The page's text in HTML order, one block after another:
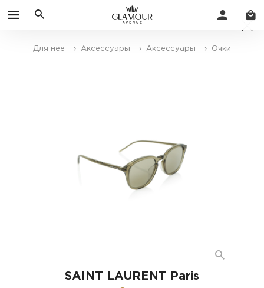
Для нее › Аксессуары › Аксессуары › Очки
SAINT LAURENT Paris